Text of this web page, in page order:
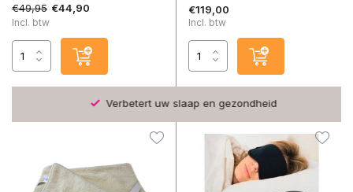
€49,95 €44,90
Incl. btw
€119,00
Incl. btw
Verbetert uw slaap en gezondheid